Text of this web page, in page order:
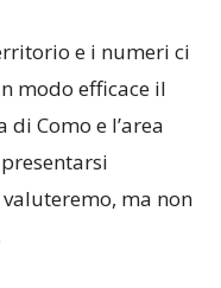
e i numeri ci
modo efficace il
Como e l’area
ma non